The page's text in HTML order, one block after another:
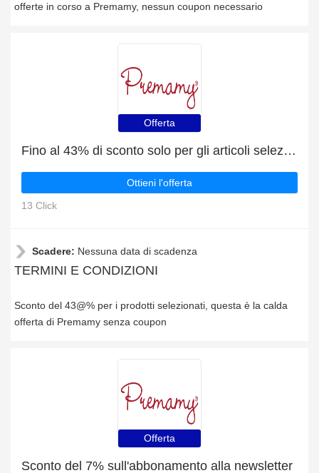
offerte in corso a Premamy, nessun coupon necessario
Offerta
Fino al 43% di sconto solo per gli articoli selezionati
Ottieni l'offerta
13 Click
Scadere: Nessuna data di scadenza
TERMINI E CONDIZIONI
Sconto del 43@% per i prodotti selezionati, questa è la calda
offerta di Premamy senza coupon
Offerta
Sconto del 7% sull'abbonamento alla newsletter